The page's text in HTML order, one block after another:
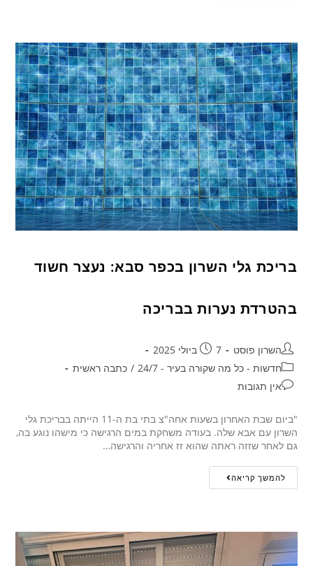
בריכת גלי השרון בכפר סבא: נעצר חשוד
בהטרדת נערות בבריכה
השרון פוסט
7 ביולי 2025
חדשות - כל מה שקורה בעיר - 24/7
/ כתבה ראשית
אין תגובות
"ביום שבת האחרון בשעות אחה"צ בתי בת ה-11 הייתה בבריכת גלי
השרון עם אבא שלה. בעודה משחקת במים הרגישה כי מישהו נוגע בה,
גם לאחר שזזה ראתה שהוא זז אחריה והרגישה…
להמשך קריאה